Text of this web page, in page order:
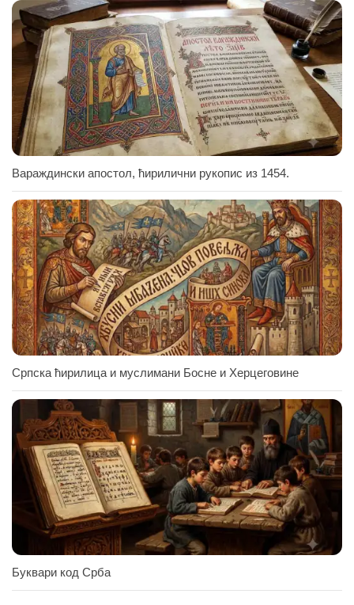
Вараждински апостол, ћирилични рукопис из 1454.
Српска ћирилица и муслимани Босне и Херцеговине
Буквари код Срба